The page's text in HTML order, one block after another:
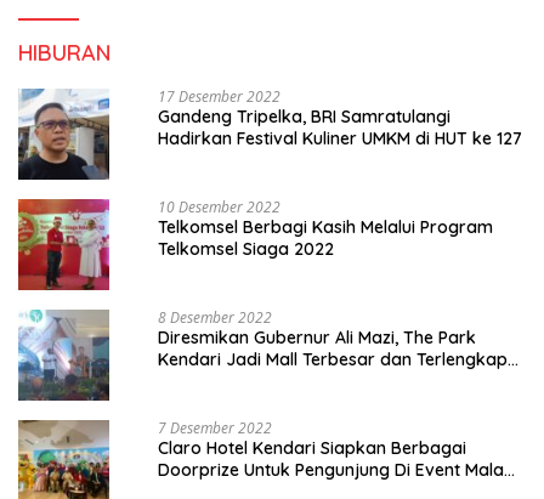
HIBURAN
17 Desember 2022
Gandeng Tripelka, BRI Samratulangi
Hadirkan Festival Kuliner UMKM di HUT ke 127
10 Desember 2022
Telkomsel Berbagi Kasih Melalui Program
Telkomsel Siaga 2022
8 Desember 2022
Diresmikan Gubernur Ali Mazi, The Park
Kendari Jadi Mall Terbesar dan Terlengkap
7 Desember 2022
Claro Hotel Kendari Siapkan Berbagai
Doorprize Untuk Pengunjung Di Event Malam